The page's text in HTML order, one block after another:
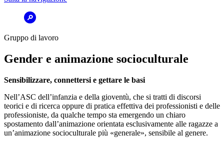
Gruppo di lavoro
Gender e animazione socioculturale
Sensibilizzare, connettersi e gettare le basi
Nell’ASC dell’infanzia e della gioventù, che si tratti di discorsi
teorici e di ricerca oppure di pratica effettiva dei professionisti e delle
professioniste, da qualche tempo sta emergendo un chiaro
spostamento dall’animazione orientata esclusivamente alle ragazze a
un’animazione socioculturale più «generale», sensibile al genere.